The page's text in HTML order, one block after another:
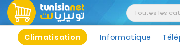
Climatisation Informatique